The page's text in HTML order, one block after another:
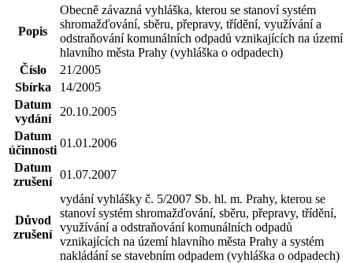
Popis
Obecně závazná vyhláška, kterou se stanoví systém
shromažďování, sběru, přepravy, třídění, využívání a
odstraňování komunálních odpadů vznikajících na území
hlavního města Prahy (vyhláška o odpadech)
Číslo
21/2005
Sbírka
14/2005
Datum
vydání
20.10.2005
Datum
účinnosti
01.01.2006
Datum
zrušení
01.07.2007
Důvod
zrušení
vydání vyhlášky č. 5/2007 Sb. hl. m. Prahy, kterou se
stanoví systém shromažďování, sběru, přepravy, třídění,
využívání a odstraňování komunálních odpadů
vznikajících na území hlavního města Prahy a systém
nakládání se stavebním odpadem (vyhláška o odpadech)